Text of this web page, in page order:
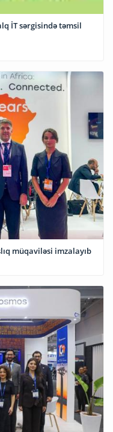
İT sərgisində təmsil
müqaviləsi imzalayıb